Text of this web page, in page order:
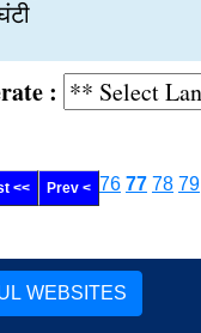
:
<< Prev < 76 77 78 79
WEBSITES